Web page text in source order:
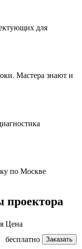
для
Мастера знают и
по Москве
проектора
Цена
бесплатно Заказать